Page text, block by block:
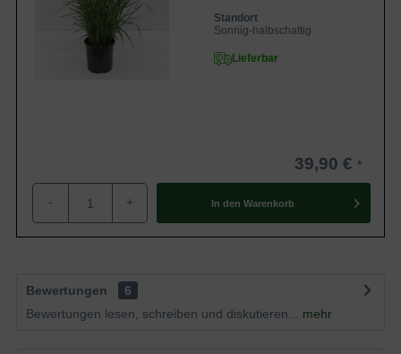
Standort
Sonnig-halbschattig
Lieferbar
39,90 €
- + In den Warenkorb
Bewertungen
6
Bewertungen lesen, schreiben und diskutieren...
mehr